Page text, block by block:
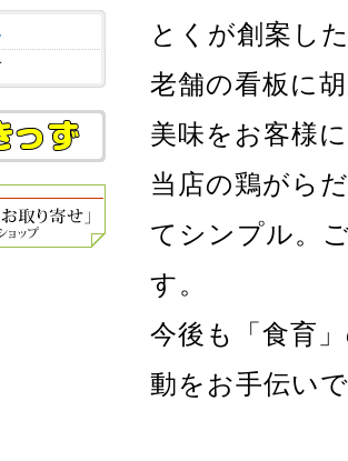
とくが創案し
老舗の看板に
美味をお客様
当店の鶏がら
てシンプル。
す。
今後も「食育
動をお手伝い